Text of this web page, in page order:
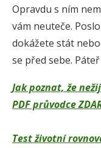
Opravdu s ním
vám neuteče.
dokážete stát
se před sebe.
Jak poznat, že
PDF průvodce
Test životní